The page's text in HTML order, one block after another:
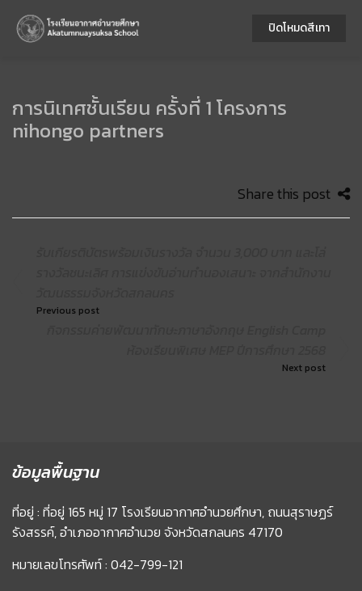
การนิเทศชั้นเรียน ครั้งที่ 1 โครงการ
nihongo partners
Share this post
Previous post
Next post
ข้อมูลพื้นฐาน
ที่อยู่ : ที่อยู่ 165 หมู่ 17 โรงเรียนอากาศอำนวยศึกษา, ถนนสุราษฏร์
รังสรรค์, อำเภออากาศอำนวย จังหวัดสกลนคร 47170
หมายเลขโทรศัพท์ : 042-799-121
ปิดโหมดสีเทา